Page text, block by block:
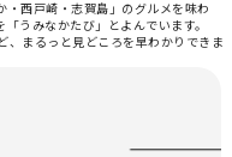
西戸崎・志賀島」のグルメを味わ
うみなかたび」とよんでいます。
、まるっと見どころを早わかりできま